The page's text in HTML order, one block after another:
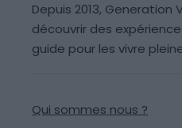
Depuis 2013, Generation
découvrir des
guide pour les vivre
Qui sommes nous ?